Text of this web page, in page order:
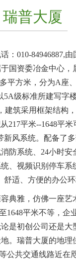
瑞普大厦
：010-84946887,
国资委冶金中心，
平方米，分为A座
5A级标准所建写字
建筑采用框架结构
217平米--1648平米
新风系统。配备了
防系统、24小时安
、视频识别停车系
舒适、方便的办公
典雅，仿佛一座艺
1648平米不等，企
是初创公司还是大
。瑞普大厦的地理
公共交通线路近在